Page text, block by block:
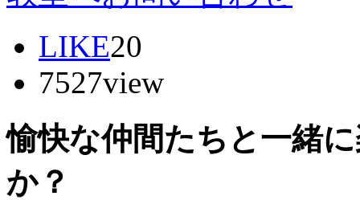
LIKE20
7527view
愉快な仲間たちと一緒
か？